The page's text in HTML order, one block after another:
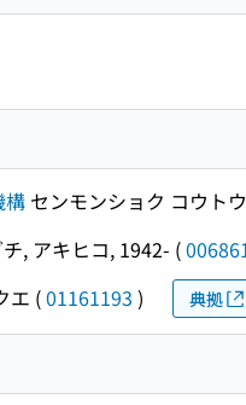
構 センモンショク コウト
, アキヒコ, 1942- (
エ (01161193 ) 典拠